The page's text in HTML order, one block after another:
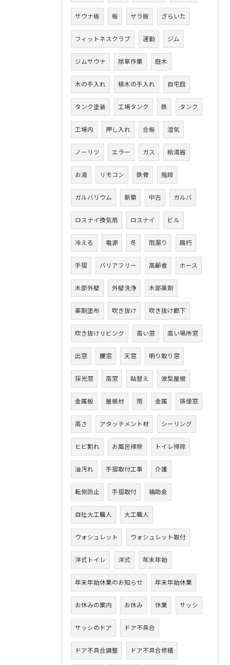
サウナ板 板 ザラ板 ざらいた
フィットネスクラブ 運動 ジム
ジムサウナ 除草作業 庭木
木の手入れ 植木の手入れ 自宅庭
タンク塗装 工場タンク 鉄 タンク
工場内 押し入れ 合板 湿気
ノーリツ エラー ガス 給湯器
お湯 リモコン 鉄骨 階段
ガルバリウム 新築 中古 ガルバ
ロスナイ換気扇 ロスナイ ビル
冷える 電源 冬 雨漏り 腐朽
手摺 バリアフリー 高齢者 ホース
木部外壁 外壁洗浄 木部薬剤
薬剤塗布 吹き抜け 吹き抜け廊下
吹き抜けリビング 高い窓 高い場所窓
出窓 腰窓 天窓 明り取り窓
採光窓 高窓 貼替え 波型屋根
金属板 屋根材 雨 金属 排煙窓
高さ アタッチメント材 シーリング
ヒビ割れ お風呂掃除 トイレ掃除
油汚れ 手摺取付工事 介護
転倒防止 手摺取付 補助金
自社大工職人 大工職人
ウォシュレット ウォシュレット取付
洋式トイレ 洋式 年末年始
年末年始休業のお知らせ 年末年始休業
お休みの案内 お休み 休業 サッシ
サッシのドア ドア不具合
ドア不具合調整 ドア不具合修繕